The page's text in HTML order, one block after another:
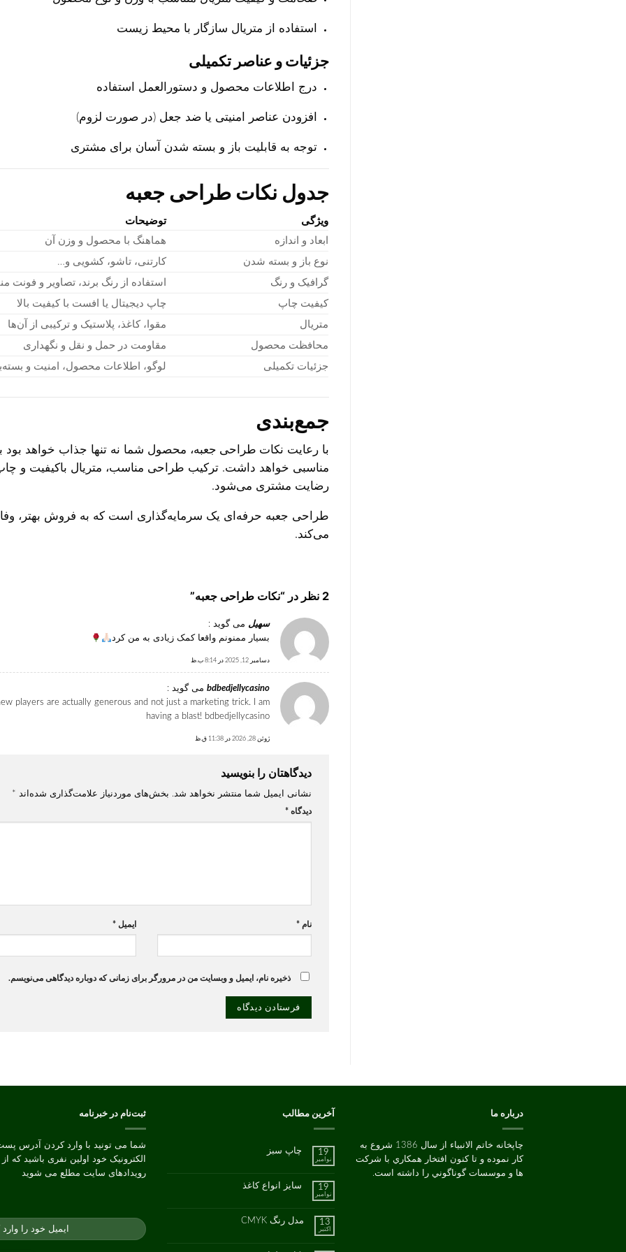
استفاده از متریال سازگار با محیط زیست
جزئیات و عناصر تکمیلی
درج اطلاعات محصول و دستورالعمل استفاده
افزودن عناصر امنیتی یا ضد جعل (در صورت لزوم)
توجه به قابلیت باز و بسته شدن آسان برای مشتری
جدول نکات طراحی جعبه
ویژگی
توضیحات
ابعاد و اندازه
هماهنگ با محصول و وزن آن
نوع باز و بسته شدن
کارتنی، تاشو، کشویی و…
گرافیک و رنگ
استفاده از رنگ برند، تصاویر و فونت
کیفیت چاپ
چاپ دیجیتال یا افست با کیفیت بالا
متریال
مقوا، کاغذ، پلاستیک و ترکیبی از آن‌ها
محافظت محصول
مقاومت در حمل و نقل و نگهداری
جزئیات تکمیلی
لوگو، اطلاعات محصول، امنیت و
جمع‌بندی
با رعایت نکات طراحی جعبه، محصول شما نه تنها جذاب خواهد بود
مناسبی خواهد داشت. ترکیب طراحی مناسب، متریال باکیفیت و
رضایت مشتری می‌شود.
طراحی جعبه حرفه‌ای یک سرمایه‌گذاری است که به فروش بهتر،
می‌کند.
2 نظر در “ نکات طراحی جعبه”
سهیل می گوید :
بسیار ممنونم واقعا کمک زیادی به من کرد
دسامبر 12, 2025 در 8:14 ب.ظ
bdbedjellycasino می گوید :
players are actually generous and not just a marketing trick. I am
having a blast! bdbedjellycasino
ژوئن 28, 2026 در 11:38 ق.ظ
دیدگاهتان را بنویسید
نشانی ایمیل شما منتشر نخواهد شد. بخش‌های موردنیاز علامت‌گذاری شده‌اند *
دیدگاه*
نام* ایمیل *
ذخیره نام، ایمیل و وبسایت من در مرورگر برای زمانی که دوباره دیدگاهی می‌نویسم.
درباره ما
چاپخانه خاتم الانبیاء از سال 1386 شروع به
کار نموده و تا کنون افتخار همکاري با شرکت
ها و موسسات گوناگوني را داشته است.
آخرین مطالب
19
نوامبر
چاپ سبز
چاپ
سبز
نشده
19
نوامبر
سایز انواع کاغذ
سایز
انواع
نشده
13
اکتبر
مدل رنگ CMYK
ثبت‌نام در خبرنامه
شما می تونید با وارد کردن آدرس
الکترونیک خود اولین نفری باشید که از
رویدادهای سایت مطلع می شوید